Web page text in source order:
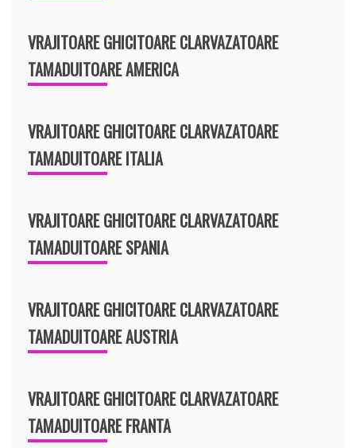
VRAJITOARE GHICITOARE CLARVAZATOARE
TAMADUITOARE AMERICA
VRAJITOARE GHICITOARE CLARVAZATOARE
TAMADUITOARE ITALIA
VRAJITOARE GHICITOARE CLARVAZATOARE
TAMADUITOARE SPANIA
VRAJITOARE GHICITOARE CLARVAZATOARE
TAMADUITOARE AUSTRIA
VRAJITOARE GHICITOARE CLARVAZATOARE
TAMADUITOARE FRANTA